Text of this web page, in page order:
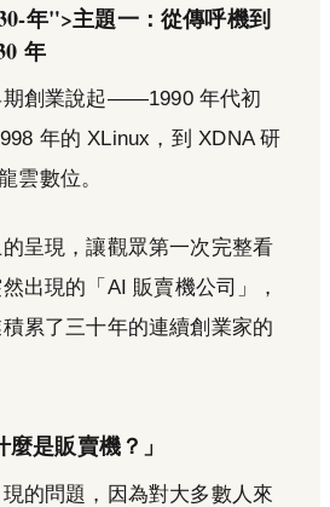
年">主題一：從傳呼機到
年
期創業說起——1990 年代初
年的 XLinux，到 XDNA 研
雲數位。
呈現，讓觀眾第一次完整看
出現的「AI 販賣機公司」，
累了三十年的連續創業家的
是販賣機？」
的問題，因為對大多數人來